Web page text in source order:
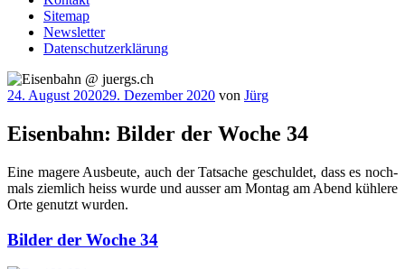
Sitemap
Newsletter
Datenschutzerklärung
Veröffentlicht
24. August 202029. Dezember 2020 von Jürg
Eisenbahn: Bilder der Woche 34
Eine mage­re Aus­beu­te, auch der Tat­sa­che geschul­det, dass es noch­
mals ziem­lich heiss wur­de und aus­ser am Mon­tag am Abend küh­le­re
Orte genutzt wurden.
Bilder der Woche 34